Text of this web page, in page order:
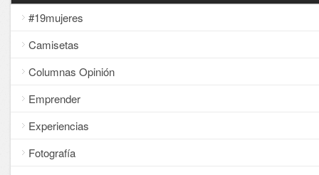
#19mujeres
Camisetas
Columnas Opinión
Emprender
Experiencias
Fotografía